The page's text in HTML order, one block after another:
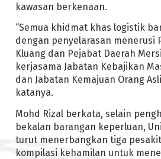
kawasan berkenaan.
“Semua khidmat khas logistik
dengan penyelarasan menerusi
Kluang dan Pejabat Daerah
kerjasama Jabatan Kebajikan
dan Jabatan Kemajuan Orang Asli
katanya.
Mohd Rizal berkata, selain
bekalan barangan keperluan,
turut menerbangkan tiga
kompilasi kehamilan untuk